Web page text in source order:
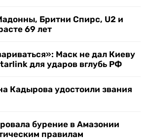
Бритни Спирс, U2 и
69 лет
Маск не дал Киеву
для ударов вглубь РФ
Кадырова удостоили звания
бурение в Амазонии
правилам